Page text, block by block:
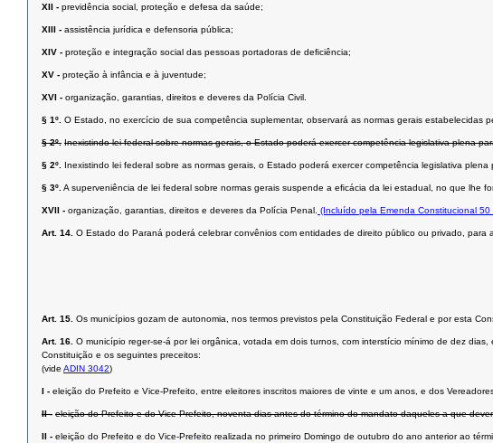
XII - previdência social, proteção e defesa da saúde;
XIII - assistência jurídica e defensoria pública;
XIV - proteção e integração social das pessoas portadoras de deﬁciência;
XV - proteção à infância e à juventude;
XVI - organização, garantias, direitos e deveres da Polícia Civil.
§ 1º. O Estado, no exercício de sua competência suplementar, observará as normas gerais estabelecidas
§ 2º. Inexistindo lei federal sobre normas gerais, o Estado poderá exercer competência legislativa plena
§ 2º. Inexistindo lei federal sobre as normas gerais, o Estado poderá exercer competência legislativa plena
§ 3º. A superveniência de lei federal sobre normas gerais suspende a eﬁcácia da lei estadual, no que lhe
XVII - organização, garantias, direitos e deveres da Polícia Penal. (Incluído pela Emenda Constitucional
Art. 14. O Estado do Paraná poderá celebrar convênios com entidades de direito público ou privado, para
Art. 15. Os municípios gozam de autonomia, nos termos previstos pela Constituição Federal e por esta
Art. 16. O município reger-se-á por lei orgânica, votada em dois turnos, com interstício mínimo de dez
Constituição e os seguintes preceitos:
(vide ADIN 3042)
I - eleição do Prefeito e Vice-Prefeito, entre eleitores inscritos maiores de vinte e um anos, e dos
II - eleição do Prefeito e do Vice-Prefeito, noventa dias antes do término do mandato daqueles a que
II - eleição do Prefeito e do Vice-Prefeito realizada no primeiro Domingo de outubro do ano anterior ao